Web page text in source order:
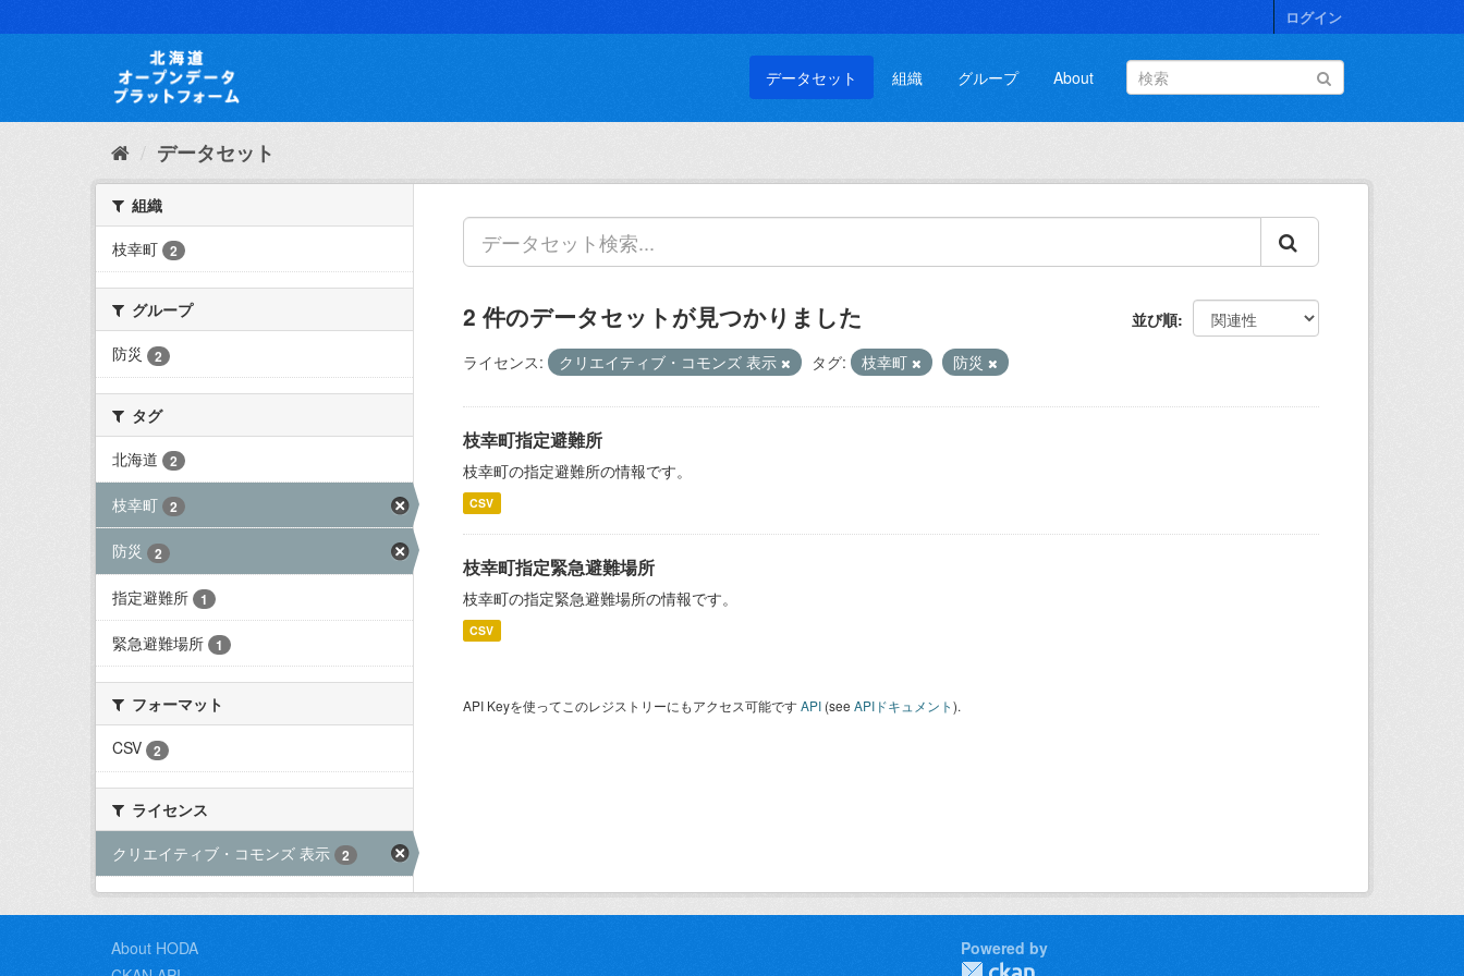
キ
て
ログイン
データセット 組織 グループ About
データセット
組織
枝幸町
2
グループ
防災
2
タグ
北海道
2
枝幸町 2
防災 2
指定避難所 1
緊急避難場所 1
フォーマット
CSV
2
ライセンス
クリエイティブ・コモンズ 表示
2
並び順
2 件のデータセットが見つかりました
ライセンス: クリエイティブ・コモンズ 表示 タグ: 枝幸町 防災
枝幸町指定避難所
枝幸町の指定避難所の情報です。
CSV
枝幸町指定緊急避難場所
枝幸町の指定緊急避難場所の情報です。
CSV
API Keyを使ってこのレジストリーにもアクセス可能ですAPI (see APIドキュメント).
About HODA
Powered by